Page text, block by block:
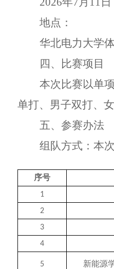
地点：
华北电力大学
四、
比赛项目
本次比赛以单
单打、男子双打、
五、参赛办法
组队方式：本
序号
1
2
3
4
5 新能源